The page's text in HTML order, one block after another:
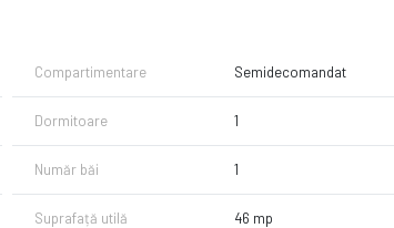
compartimentarea este urmatoarea:
Compartimentare Semidecomandat
Dormitoare 1
Număr băi 1
Suprafață utilă 46 mp